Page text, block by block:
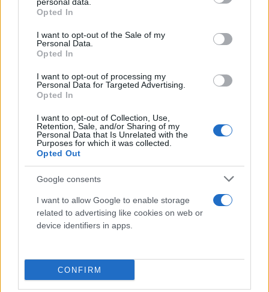
grant or deny consent to Google and its third-party tags to
use your data for below specified purposes in below Google
consent section.
Opted In
I want to opt-out of the Sale of my
Personal Data.
Opted In
I want to opt-out of processing my
Personal Data for Targeted Advertising.
Opted In
I want to opt-out of Collection, Use,
Retention, Sale, and/or Sharing of my
Personal Data that Is Unrelated with the
Purposes for which it was collected.
Opted Out
Google consents
I want to allow Google to enable storage
related to advertising like cookies on web or
device identifiers in apps.
CONFIRM
στερεές με πιο αργό ρυθμό. Η προώθηση του
περισταλτικές κινήσεις του μυϊκού χιτώνα του
τοιχώματος του.
Οι φλέβες των κάτω άκρων ενώνονται και
λαγόνια φλέβα. Από την μικρή (ελάσσονα) πύελο οι
φλέβες ενώνονται και σχηματίζουν την αριστερή
και την δεξιά έσω λαγόνια φλέβα. Οι έσω λαγόνιες
και οι έξω λαγόνιες ενώνονται και δίνουν τις κοινές
σχηματίζουν την κάτω κοίλη φλέβα. Η κάτω κοίλη
φλέβα συγκεντρώνει αίμα από τα όργανα που
Εδώ εκβάλλουν: